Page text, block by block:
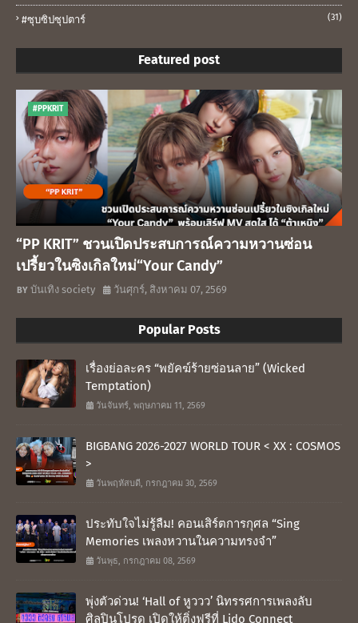
#ซุบซิปซุปตาร์ (31)
Featured post
#PPKRIT
“PP KRIT” ชวนเปิดประสบการณ์ความหวานซ่อน
เปรี้ยวในซิงเกิลใหม่“Your Candy”
บันเทิง society วันศุกร์, สิงหาคม 07, 2569
Popular Posts
เรื่องย่อละคร “พยัคฆ์ร้ายซ่อนลาย” (Wicked
Temptation)
วันจันทร์, พฤษภาคม 11, 2569
BIGBANG 2026-2027 WORLD TOUR < XX : COSMOS
>
วันพฤหัสบดี, กรกฎาคม 30, 2569
ประทับใจไม่รู้ลืม! คอนเสิร์ตการกุศล “Sing
Memories เพลงหวานในความทรงจำ”
วันพุธ, กรกฎาคม 08, 2569
พุ่งตัวด่วน! ‘Hall of หูววว’ นิทรรศการเพลงลับ
ศิลปินโปรด เปิดให้ติ่งฟรีที่ Lido Connect